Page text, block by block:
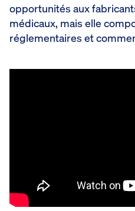
opportunités aux
médicaux, mais elle
réglementaires et